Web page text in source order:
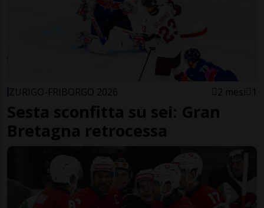
ZURIGO-FRIBORGO 2026 2 mesi 1
Sesta sconfitta su sei: Gran
Bretagna retrocessa